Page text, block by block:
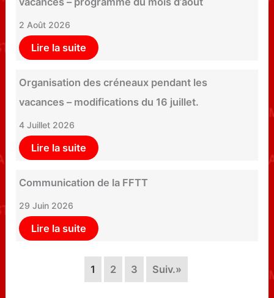
2 Août 2026
Lire la suite
Organisation des créneaux pendant les
vacances – modifications du 16 juillet.
4 Juillet 2026
Lire la suite
Communication de la FFTT
29 Juin 2026
Lire la suite
1 2 3 Suiv.»